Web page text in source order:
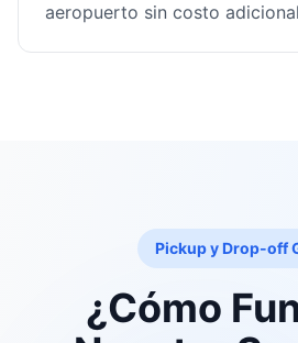
aeropuerto sin costo adicional
Pickup y Drop-off
¿Cómo